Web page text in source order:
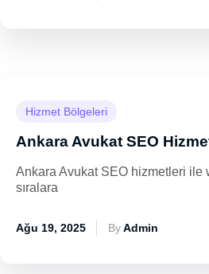
Hizmet Bölgeleri
Ankara Avukat SEO
Ankara Avukat SEO hizmetleri ile
sıralara
Ağu 19, 2025 ByAdmin